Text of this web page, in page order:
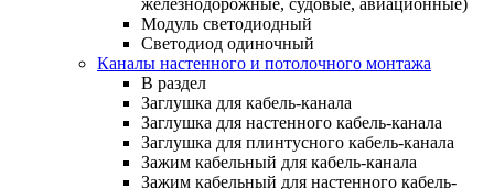
Модуль светодиодный
Светодиод одиночный
Каналы настенного и потолочного монтажа
В раздел
Заглушка для кабель-канала
Заглушка для настенного кабель-канала
Заглушка для плинтусного кабель-канала
Зажим кабельный для кабель-канала
Зажим кабельный для настенного кабель-